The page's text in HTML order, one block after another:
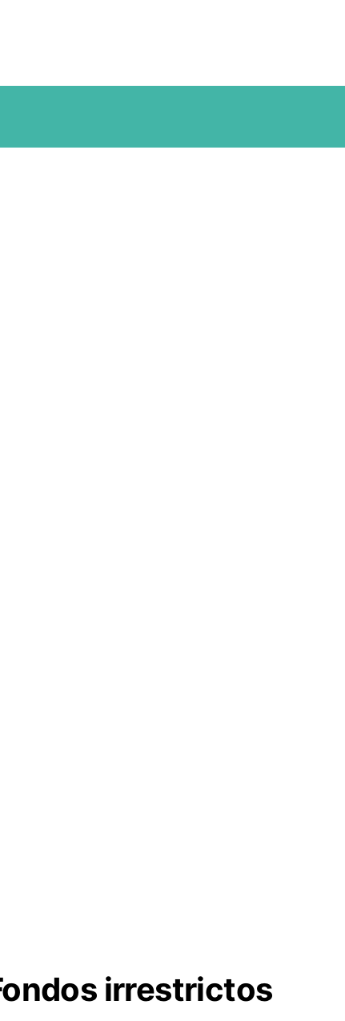
irrestrictos